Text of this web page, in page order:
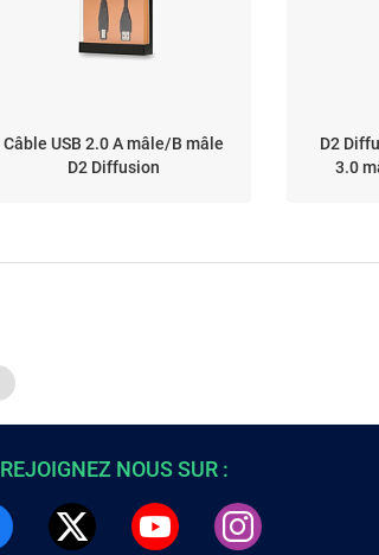
Câble USB 2.0 A mâle/B mâle
D2 Diffusion
D2
3.0
REJOIGNEZ NOUS SUR :